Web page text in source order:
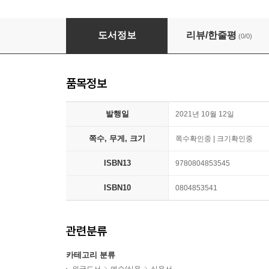
Cherry Blossoms, 40 Thank You Cards with
도서정보 리뷰/한줄평 (0/0)
품목정보
발행일 2021년 10월 12일
쪽수, 무게, 크기 쪽수확인중 | 크기확인중
ISBN13 9780804853545
ISBN10 0804853541
관련분류
카테고리 분류